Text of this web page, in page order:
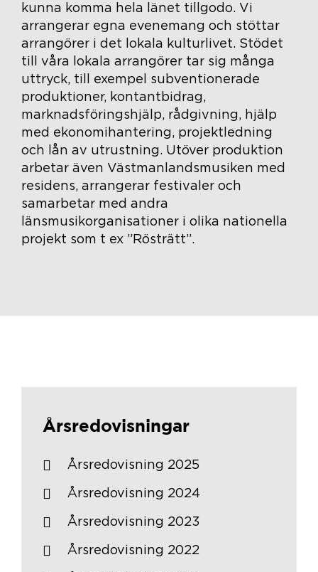
kunna komma hela länet tillgodo. Vi
arrangerar egna evenemang och stöttar
arrangörer i det lokala kulturlivet. Stödet
till våra lokala arrangörer tar sig många
uttryck, till exempel subventionerade
produktioner, kontantbidrag,
marknadsföringshjälp, rådgivning, hjälp
med ekonomihantering, projektledning
och lån av utrustning. Utöver produktion
arbetar även Västmanlandsmusiken med
residens, arrangerar festivaler och
samarbetar med andra
länsmusikorganisationer i olika nationella
projekt som t ex ”Rösträtt”.
Årsredovisningar
Årsredovisning 2025
Årsredovisning 2024
Årsredovisning 2023
Årsredovisning 2022